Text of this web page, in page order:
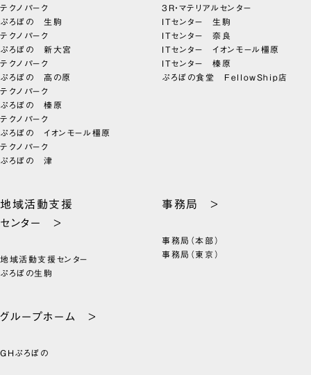
テクノパーク
ぷろぼの 生駒
テクノパーク
ぷろぼの 新大宮
テクノパーク
ぷろぼの 高の原
テクノパーク
ぷろぼの 榛原
テクノパーク
ぷろぼの イオンモール橿原
テクノパーク
ぷろぼの 津
3R・マテリアルセンター
ITセンター 生駒
ITセンター 奈良
ITセンター イオンモール橿原
ITセンター 榛原
ぷろぼの食堂 FellowShip店
地域活動支援
センター >
地域活動支援センター
ぷろぼの生駒
事務局 >
事務局（本部）
事務局（東京）
グループホーム >
GHぷろぼの